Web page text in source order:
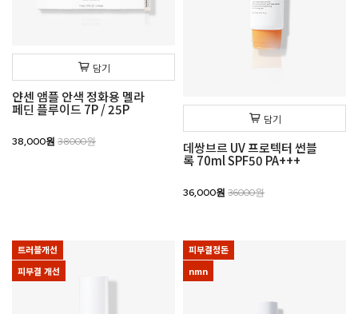
담기
얀센 앰플 안색 정화용 멜라
페딘 플루이드 7P / 25P
38,000원 38000원
담기
데쌍브르 UV 프로텍터 썬블
록 70ml SPF50 PA+++
36,000원 36000원
트러블개선
피부결 개선
피부결정돈
nmn